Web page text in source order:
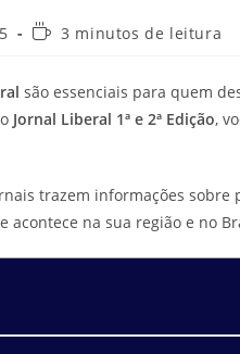
Tempo3 minutos de leitura
são essenciais para quem
Jornal Liberal 1ª e 2ª Edição,
trazem informações
acontece na sua região e no